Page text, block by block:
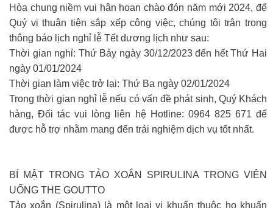
Hòa chung niềm vui hân hoan chào đón năm mới 2024, để
Quý vị thuận tiện sắp xếp công việc, chúng tôi trân trọng
thông báo lịch nghỉ lễ Tết dương lịch như sau:
Thời gian nghỉ: Thứ Bảy ngày 30/12/2023 đến hết Thứ Hai
ngày 01/01/2024
Thời gian làm việc trở lại: Thứ Ba ngày 02/01/2024
Trong thời gian nghỉ lễ nếu có vấn đề phát sinh, Quý Khách
hàng, Đối tác vui lòng liên hệ Hotline: 0964 825 671 để
được hỗ trợ nhằm mang đến trải nghiệm dịch vụ tốt nhất.
BÍ MẬT TRONG TẢO XOẮN SPIRULINA TRONG VIÊN
UỐNG THE GOUTTO
Tảo xoắn (Spirulina) là một loại vi khuẩn thuộc họ khuẩn